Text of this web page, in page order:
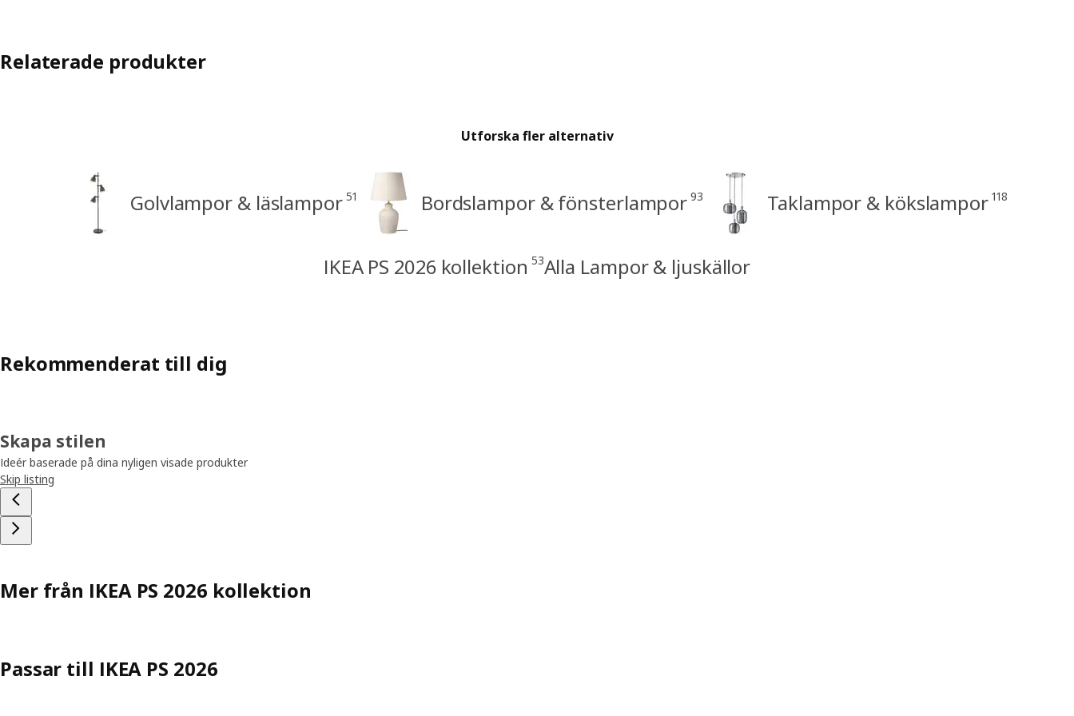
Relaterade produkter
Utforska fler alternativ
Golvlampor & läslampor 51 Bordslampor & fönsterlampor 93 Taklampor & kökslampor 118
IKEA PS 2026 kollektion 53Alla Lampor & ljuskällor
Rekommenderat till dig
Skapa stilen
Ideér baserade på dina nyligen visade produkter
Skip listing
Mer från IKEA PS 2026 kollektion
Passar till IKEA PS 2026